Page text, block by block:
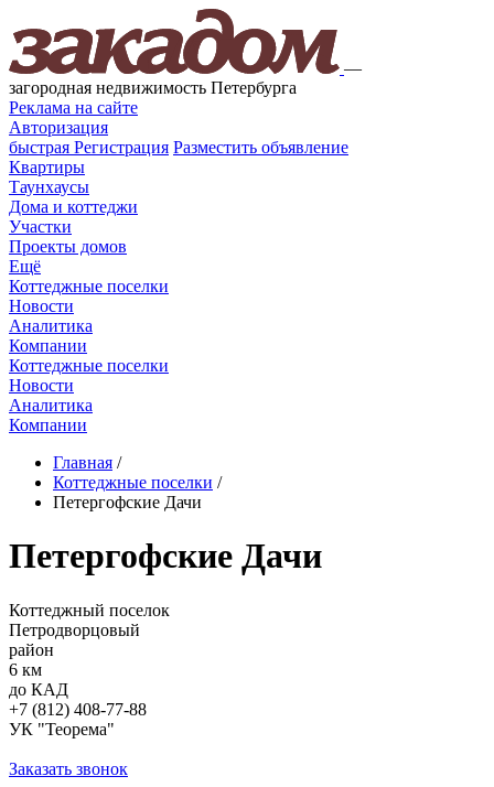
—
загородная недвижимость Петербурга
Реклама на сайте
Авторизация
быстрая Регистрация Разместить объявление
Квартиры
Таунхаусы
Дома и коттеджи
Участки
Проекты домов
Ещё
Коттеджные поселки
Новости
Аналитика
Компании
Коттеджные поселки
Новости
Аналитика
Компании
Главная /
Коттеджные поселки /
Петергофские Дачи
Петергофские Дачи
Коттеджный поселок
Петродворцовый
район
6 км
до КАД
+7 (812) 408-77-88
УК "Теорема"
Заказать звонок